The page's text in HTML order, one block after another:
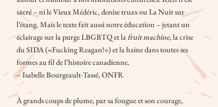
sacré – ni le Vieux Médéric, denise truax ou La Nuit sur
l’étang. Mais le texte fait aussi notre éducation – jetant un
éclairage sur la purge LBGBTQ et lafruit machine, la crise
du SIDA («Fucking Reagan!») et la haine dans toutes ses
formes au fil de l’histoire canadienne.
– Isabelle Bourgeault-Tassé, ONFR
À grands coups de plume, par sa fougue et son courage,